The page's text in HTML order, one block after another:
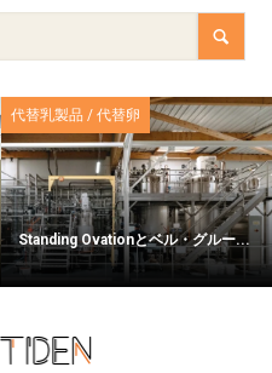
代替乳製品 / 代替卵
Standing Ovationとベル・グルー...